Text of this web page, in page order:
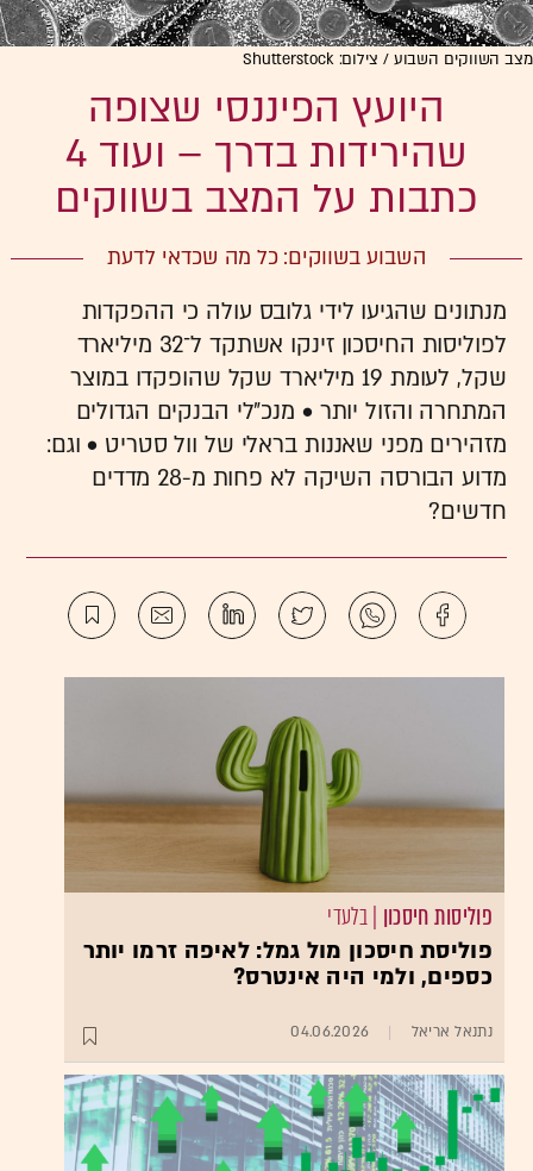
מצב השווקים השבוע / צילום: Shutterstock
היועץ הפיננסי שצופה
שהירידות בדרך – ועוד 4
כתבות על המצב בשווקים
השבוע בשווקים: כל מה שכדאי לדעת
מנתונים שהגיעו לידי גלובס עולה כי ההפקדות
לפוליסות החיסכון זינקו אשתקד ל־32 מיליארד
שקל, לעומת 19 מיליארד שקל שהופקדו במוצר
המתחרה והזול יותר • מנכ"לי הבנקים הגדולים
מזהירים מפני שאננות בראלי של וול סטריט • וגם:
מדוע הבורסה השיקה לא פחות מ-28 מדדים
חדשים?
פוליסות חיסכון | בלעדי
פוליסת חיסכון מול גמל: לאיפה זרמו יותר
כספים, ולמי היה אינטרס?
נתנאל אריאל 04.06.2026